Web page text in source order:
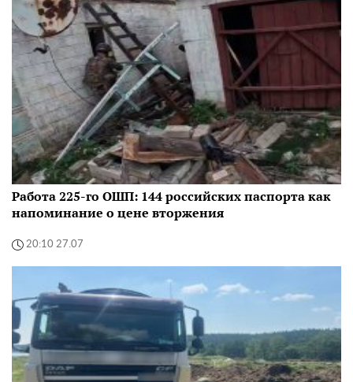
Работа 225-го ОШП: 144 российских паспорта как
напоминание о цене вторжения
20:10 27.07